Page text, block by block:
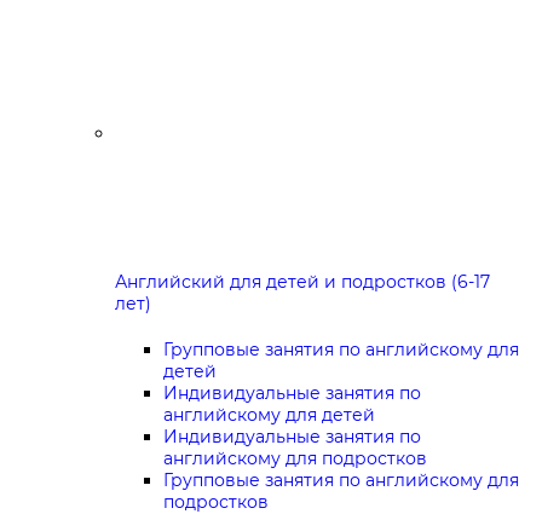
Английский для детей и подростков (6-17
лет)
Групповые занятия по английскому для
детей
Индивидуальные занятия по
английскому для детей
Индивидуальные занятия по
английскому для подростков
Групповые занятия по английскому для
подростков